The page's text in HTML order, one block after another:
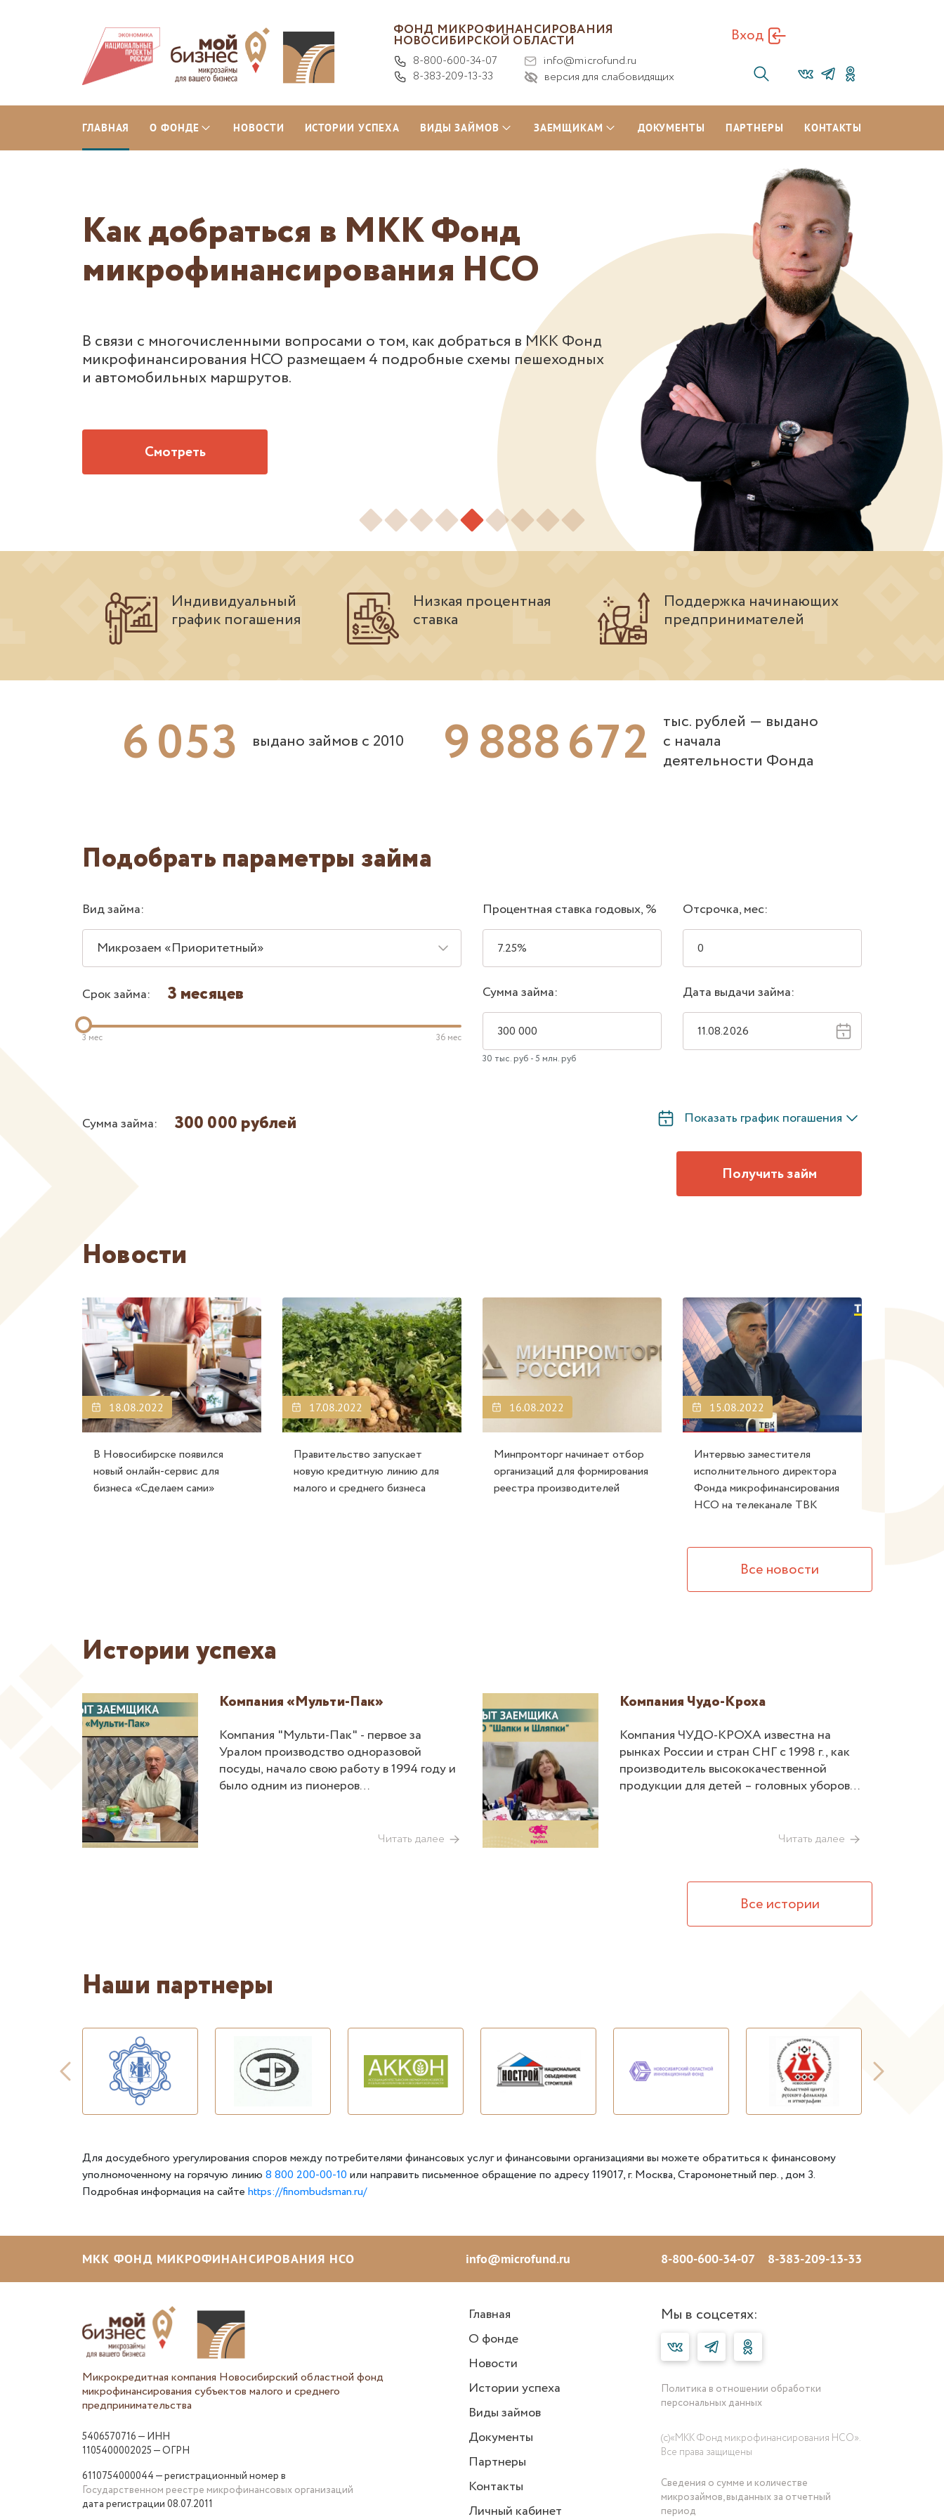
ФОНД МИКРОФИНАНСИРОВАНИЯ
НОВОСИБИРСКОЙ ОБЛАСТИ
8-800-600-34-07
8-383-209-13-33
info@microfund.ru
версия для слабовидящих
Вход
ГЛАВНАЯ О ФОНДЕ НОВОСТИ ИСТОРИИ УСПЕХА ВИДЫ ЗАЙМОВ ЗАЕМЩИКАМ ДОКУМЕНТЫ ПАРТНЕРЫ КОНТАКТЫ
Как добраться в МКК Фонд
микрофинансирования НСО
В связи с многочисленными вопросами о том, как добраться в МКК Фонд
микрофинансирования НСО размещаем 4 подробные схемы пешеходных
и автомобильных маршрутов.
Смотреть
Индивидуальный
график погашения
Низкая процентная
ставка
Поддержка начинающих
предпринимателей
6053 выдано займов с 2010 9888672
тыс. рублей ― выдано
с начала
деятельности Фонда
Подобрать параметры займа
Вид займа:
Микрозаем «Приоритетный»
Срок займа: 3 месяцев
3 мес 36 мес
Сумма займа: 300 000 рублей
Процентная ставка годовых, % Отсрочка, мес:
Сумма займа:
30 тыс. руб - 5 млн. руб
Дата выдачи займа:
Показать график погашения
Получить займ
Новости
18.08.2022
В Новосибирске появился
новый онлайн-сервис для
бизнеса «Сделаем сами»
17.08.2022
Правительство запускает
новую кредитную линию для
малого и среднего бизнеса
16.08.2022
Минпромторг начинает отбор
организаций для формирования
реестра производителей
15.08.2022
Интервью заместителя
исполнительного директора
Фонда микрофинансирования
НСО на телеканале ТВК
Все новости
Истории успеха
Компания «Мульти-Пак»
Компания "Мульти-Пак" - первое за
Уралом производство одноразовой
посуды, начало свою работу в 1994 году и
было одним из пионеров
Читать далее
Компания Чудо-Кроха
Компания ЧУДО-КРОХА известна на
рынках России и стран СНГ с 1998 г., как
производитель высококачественной
продукции для детей – головных уборов,
практичные изделия предназначены для
Читать далее
Все истории
Наши партнеры
Для досудебного урегулирования споров между потребителями финансовых услуг и финансовыми организациями вы можете обратиться к финансовому
уполномоченному на горячую линию 8 800 200-00-10 или направить письменное обращение по адресу 119017, г. Москва, Старомонетный пер., дом 3.
Подробная информация на сайте https://finombudsman.ru/
МКК ФОНД МИКРОФИНАНСИРОВАНИЯ НСО info@microfund.ru 8-800-600-34-07 8-383-209-13-33
Микрокредитная компания Новосибирский областной фонд
микрофинансирования субъектов малого и среднего
предпринимательства
5406570716 — ИНН
1105400002025 — ОГРН
6110754000044 — регистрационный номер в
Государственном реестре микрофинансовых организаций
дата регистрации 08.07.2011
Главная
О фонде
Новости
Истории успеха
Виды займов
Документы
Партнеры
Контакты
Личный кабинет
Мы в соцсетях:
Политика в отношении обработки
персональных данных
(с)«МКК Фонд микрофинансирования НСО».
Все права защищены
Сведения о сумме и количестве
микрозаймов, выданных за отчетный
период